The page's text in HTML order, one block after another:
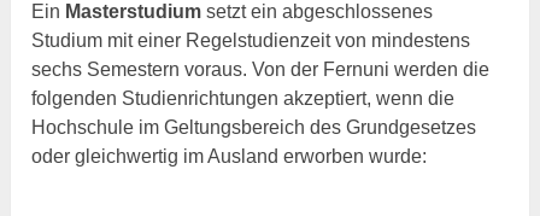
Ein Masterstudium setzt ein abgeschlossenes
Studium mit einer Regelstudienzeit von mindestens
sechs Semestern voraus. Von der Fernuni werden die
folgenden Studienrichtungen akzeptiert, wenn die
Hochschule im Geltungsbereich des Grundgesetzes
oder gleichwertig im Ausland erworben wurde: